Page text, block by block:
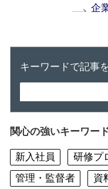
企
キーワードで記事
関心の強いキーワー
新入社員 研修プ
管理・監督者
資